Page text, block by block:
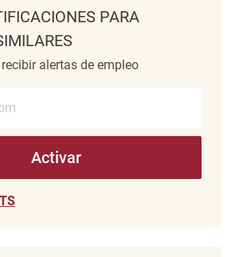
PARA
alertas de empleo
Activar